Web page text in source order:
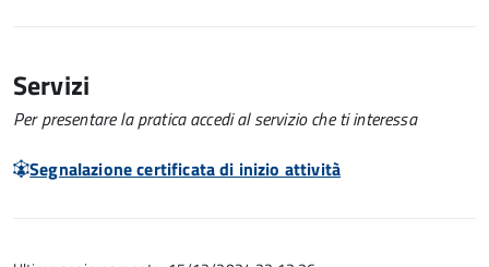
Servizi
Per presentare la pratica accedi al servizio che ti interessa
Segnalazione certificata di inizio attività